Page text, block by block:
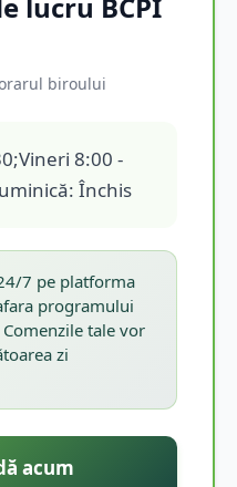
biroului
8:00 -
Închis
7 pe platforma
programului
tale vor
zi
acum